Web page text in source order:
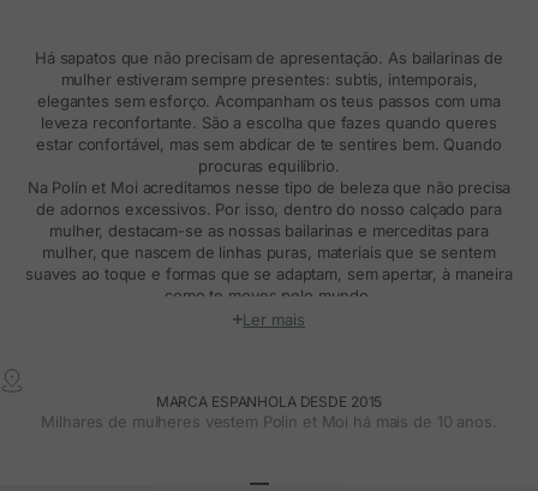
Há sapatos que não precisam de apresentação. As bailarinas de
mulherestiveram sempre presentes: subtis, intemporais,
elegantes sem esforço. Acompanham os teus passos com uma
leveza reconfortante. São a escolha que fazes quando queres
estar confortável, mas sem abdicar de te sentires bem. Quando
procuras equilíbrio.
Na Polín et Moi acreditamos nesse tipo de beleza que não precisa
de adornos excessivos. Por isso, dentro do nosso calçado para
mulher, destacam-se as nossas bailarinas e merceditas para
mulher, que nascem de linhas puras, materiais que se sentem
suaves ao toque e formas que se adaptam, sem apertar, à maneira
como te moves pelo mundo.
Descobre as nossas bailarinas para mulher:
calçado, sabendo que tudo encaixa. Para esses dias — e para os
que não sabes o que trarão — estão as nossas bailarinas. Com
Ler mais
MARCA ESPANHOLA DESDE 2015
Milhares de mulheres vestem Polin et Moi há mais de 10 anos.